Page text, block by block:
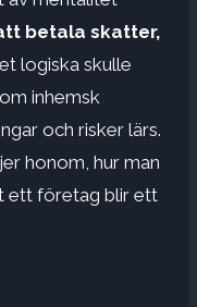
betala skatter,
logiska skulle
inhemsk
och risker lärs.
honom, hur man
ett företag blir ett